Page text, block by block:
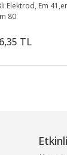
Elektrod, Em
80
TL